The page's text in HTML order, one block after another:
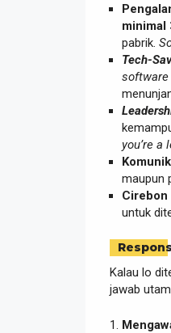
minimal
pabrik.
Tech-
software
you’re a
maupun
Cirebon
untuk
Kalau lo
jawab